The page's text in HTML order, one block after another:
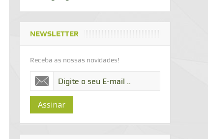
NEWSLETTER
Receba as nossas novidades!
Assinar